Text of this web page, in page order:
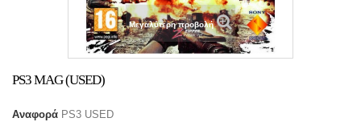
Μεγαλύτερη προβολή
PS3 MAG (USED)
Αναφορά PS3 USED